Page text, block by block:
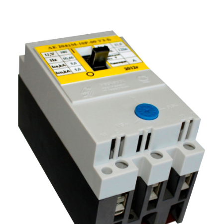
Стремянки с
Стремянки с
опорой
Ширмы
РЗА (шторы)
Штендеры
Щиты
диэлектрические